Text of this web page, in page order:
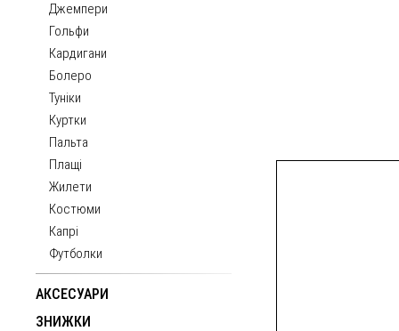
Джемпери
Гольфи
Кардигани
Болеро
Туніки
Куртки
Пальта
Плащі
Жилети
Костюми
Капрі
Футболки
АКСЕСУАРИ
ЗНИЖКИ